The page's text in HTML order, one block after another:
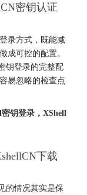
密钥认证
录方式，既能减
成可控的配置。
钥登录的完整配
易忽略的检查点
密钥登录， XShell
下载
的情况其实是保